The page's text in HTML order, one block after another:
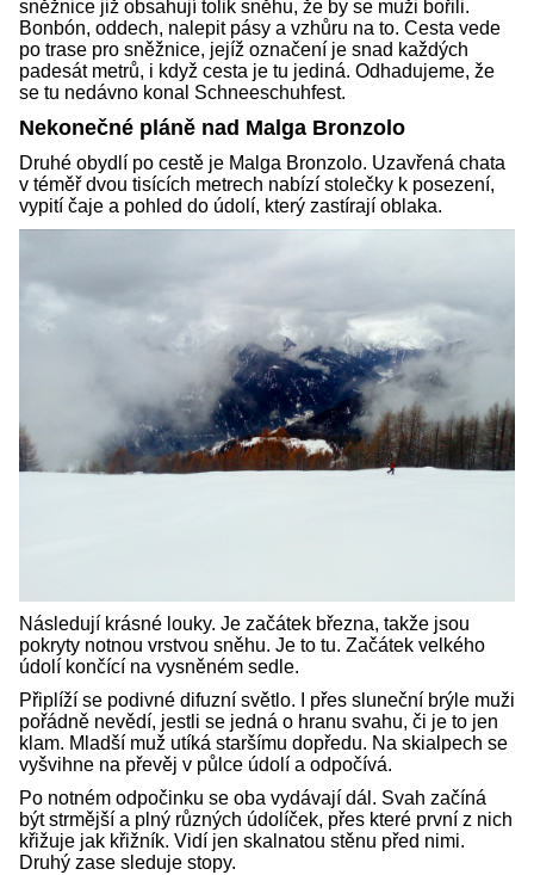
sněžnice již obsahují tolik sněhu, že by se muži bořili.
Bonbón, oddech, nalepit pásy a vzhůru na to. Cesta vede
po trase pro sněžnice, jejíž označení je snad každých
padesát metrů, i když cesta je tu jediná. Odhadujeme, že
se tu nedávno konal Schneeschuhfest.
Nekonečné pláně nad Malga Bronzolo
Druhé obydlí po cestě je Malga Bronzolo. Uzavřená chata
v téměř dvou tisících metrech nabízí stolečky k posezení,
vypití čaje a pohled do údolí, který zastírají oblaka.
Následují krásné louky. Je začátek března, takže jsou
pokryty notnou vrstvou sněhu. Je to tu. Začátek velkého
údolí končící na vysněném sedle.
Připlíží se podivné difuzní světlo. I přes sluneční brýle muži
pořádně nevědí, jestli se jedná o hranu svahu, či je to jen
klam. Mladší muž utíká staršímu dopředu. Na skialpech se
vyšvihne na převěj v půlce údolí a odpočívá.
Po notném odpočinku se oba vydávají dál. Svah začíná
být strmější a plný různých údolíček, přes které první z nich
křižuje jak křižník. Vidí jen skalnatou stěnu před nimi.
Druhý zase sleduje stopy.